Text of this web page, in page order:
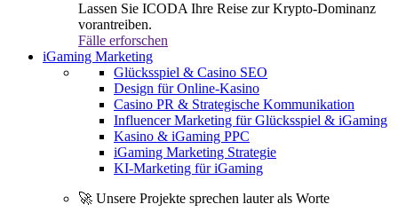
Lassen Sie ICODA Ihre Reise zur Krypto-Dominanz
vorantreiben.
Fälle erforschen
iGaming Marketing
Glücksspiel & Casino SEO
Design für Online-Kasino
Casino PR & Strategische Kommunikation
Influencer Marketing für Glücksspiel & iGaming
Kasino & iGaming PPC
iGaming Marketing Strategie
KI-Marketing für iGaming
🚀 Unsere Projekte sprechen lauter als Worte